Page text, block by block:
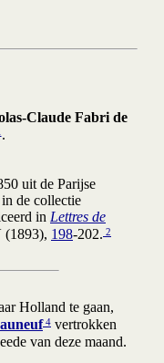
Claude Fabri de
.
uit de Parijse
de collectie
in Lettres de
(1893), 198-202. 2
Holland te gaan,
4 vertrokken
van deze maand.